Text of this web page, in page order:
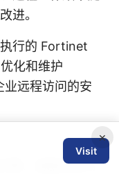
进。
行的 Fortinet
化和维护
远程访问的安
骤、速度测试与
×
Visit